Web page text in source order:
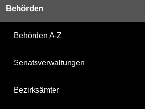
Behörden
Behörden A-Z
Senatsverwaltungen
Bezirksämter